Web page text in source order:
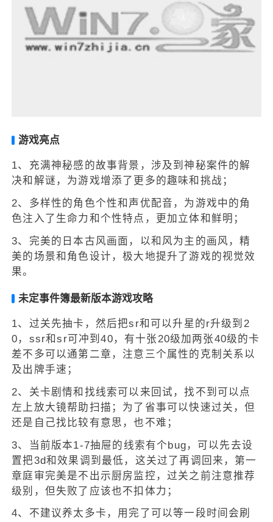
游戏亮点
1、充满神秘感的故事背景，涉及到神秘案件的解
决和解谜，为游戏增添了更多的趣味和挑战；
2、多样性的角色个性和声优配音，为游戏中的角
色注入了生命力和个性特点，更加立体和鲜明；
3、完美的日本古风画面，以和风为主的画风，精
美的场景和角色设计，极大地提升了游戏的视觉效
果。
未定事件簿最新版本游戏攻略
1、过关先抽卡，然后把sr和可以升星的r升级到2
0，ssr和sr可冲到40，有十张20级加两张40级的卡
差不多可以通第二章，注意三个属性的克制关系以
及出牌手速；
2、关卡剧情和找线索可以来回试，找不到可以点
左上放大镜帮助扫描；为了省事可以快速过关，但
还是自己找比较有意思，也不难；
3、当前版本1-7抽屉的线索有个bug，可以先去设
置把3d和效果调到最低，这关过了再调回来，第一
章庭审完美是不出示厨房监控，过关之前注意推荐
级别，但失败了应该也不扣体力；
4、不建议养太多卡，用完了可以等一段时间会刷